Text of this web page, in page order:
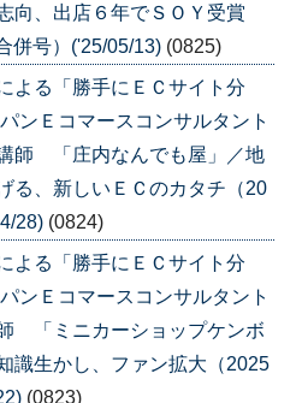
向、出店６年でＳＯＹ受賞
併号）('25/05/13) (0825)
よる「勝手にＥＣサイト分
Ｅコマースコンサルタント
師 「庄内なんでも屋」／地
る、新しいＥＣのカタチ（20
28) (0824)
よる「勝手にＥＣサイト分
Ｅコマースコンサルタント
「ミニカーショップケンボ
識生かし、ファン拡大（2025
(0823)